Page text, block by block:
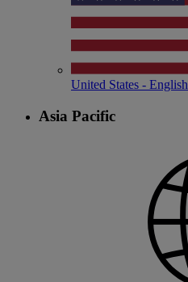
United States - English
Asia Pacific